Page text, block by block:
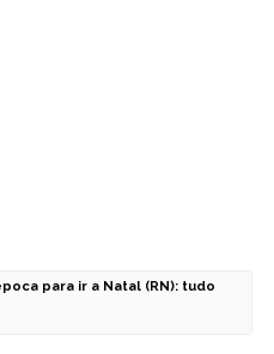
para ir a Natal (RN): tudo